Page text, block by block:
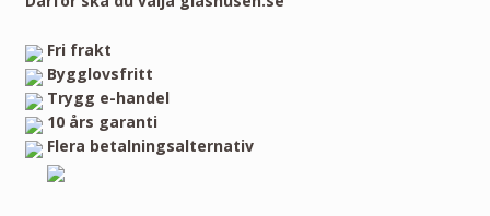
Fri frakt
Bygglovsfritt
Trygg e-handel
10 års garanti
Flera betalningsalternativ